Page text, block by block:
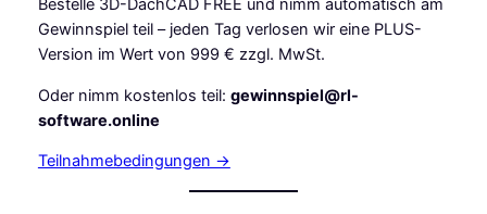
Bestelle 3D-DachCAD FREE und nimm automatisch am
Gewinnspiel teil – jeden Tag verlosen wir eine PLUS-
Version im Wert von 999 € zzgl. MwSt.
Oder nimm kostenlos teil: gewinnspiel@rl-
software.online
Teilnahmebedingungen →